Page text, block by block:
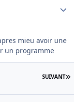
mieu avoir une
un programme
SUIVANT